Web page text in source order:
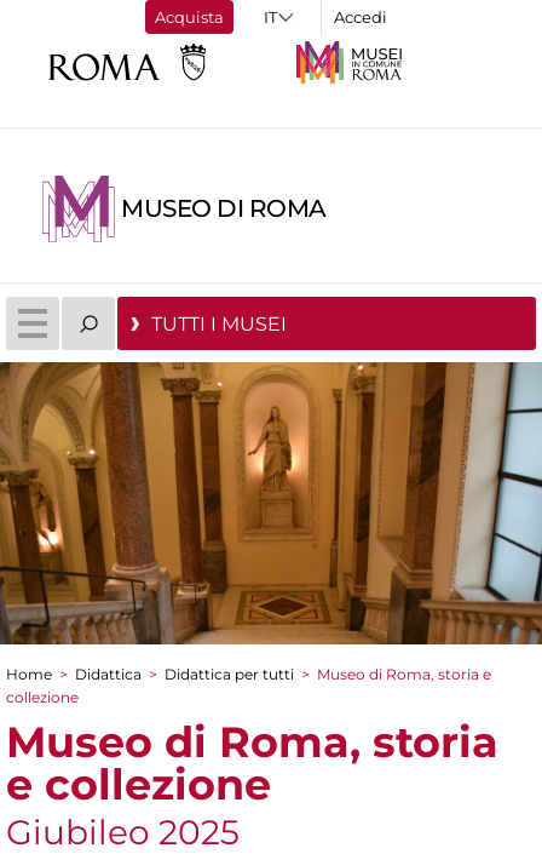
Acquista Accedi
MUSEO DI ROMA
TUTTI I MUSEI
Tu sei qui
Home > Didattica > Didattica per tutti > Museo di Roma, storia e
collezione
Museo di Roma, storia
e collezione
Giubileo 2025